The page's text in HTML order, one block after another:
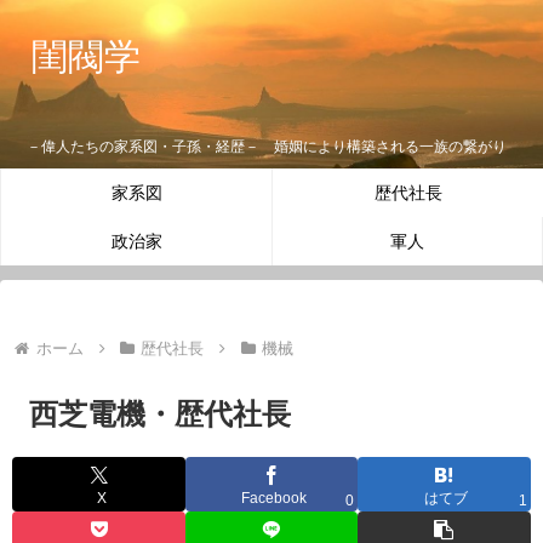
閨閥学
－偉人たちの家系図・子孫・経歴－ 婚姻により構築される一族の繋がり
家系図 歴代社長
政治家 軍人
ホーム 歴代社長 機械
西芝電機・歴代社長
X Facebook 0 はてブ 1